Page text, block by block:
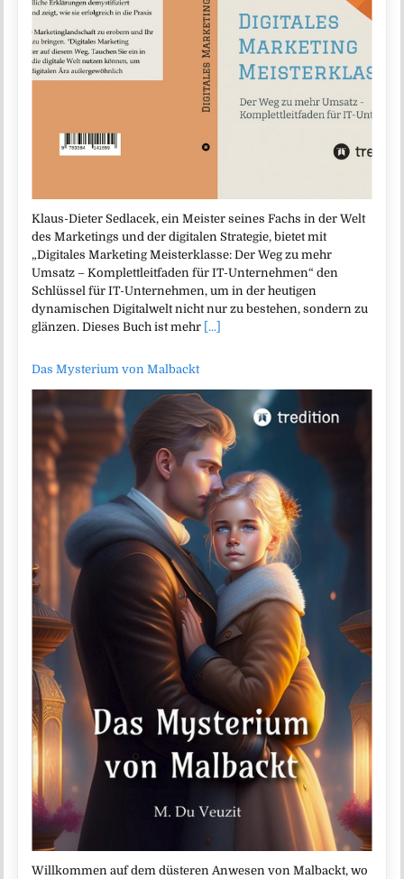
Klaus-Dieter Sedlacek, ein Meister seines Fachs in der Welt
des Marketings und der digitalen Strategie, bietet mit
„Digitales Marketing Meisterklasse: Der Weg zu mehr
Umsatz – Komplettleitfaden für IT-Unternehmen“ den
Schlüssel für IT-Unternehmen, um in der heutigen
dynamischen Digitalwelt nicht nur zu bestehen, sondern zu
glänzen. Dieses Buch ist mehr [...]
Das Mysterium von Malbackt
Willkommen auf dem düsteren Anwesen von Malbackt, wo